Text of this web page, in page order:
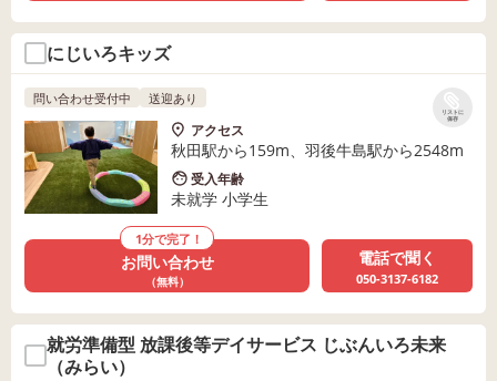
にじいろキッズ
リストに
保存
問い合わせ受付中 送迎あり
アクセス
秋田駅から159m、羽後牛島駅から2548m
受入年齢
未就学 小学生
1分で完了！
お問い合わせ
（無料）
電話で聞く
050-3137-6182
就労準備型 放課後等デイサービス じぶんいろ未来
（みらい）